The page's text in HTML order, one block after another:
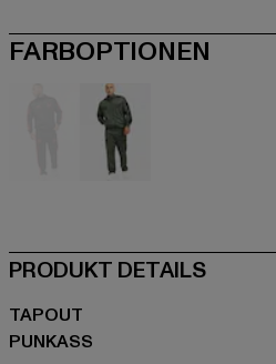
FARBOPTIONEN
PRODUKT DETAILS
TAPOUT
PUNKASS